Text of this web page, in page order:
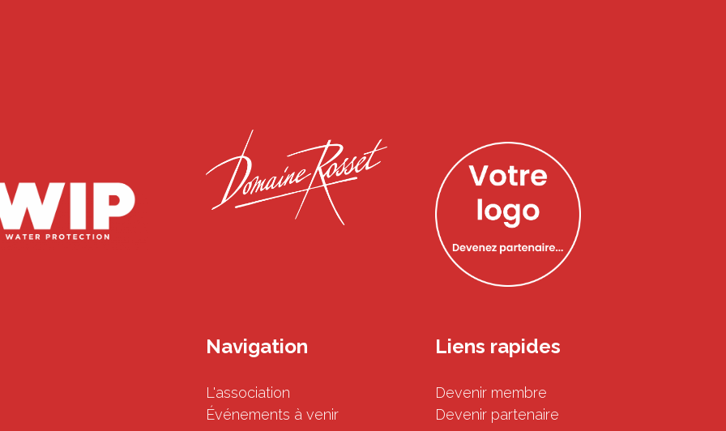
Navigation
L'association
Événements à venir
Liens rapides
Devenir membre
Devenir partenaire